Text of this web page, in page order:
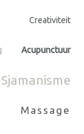
Creativiteit
Acupunctuur
Sjamanisme
Massage